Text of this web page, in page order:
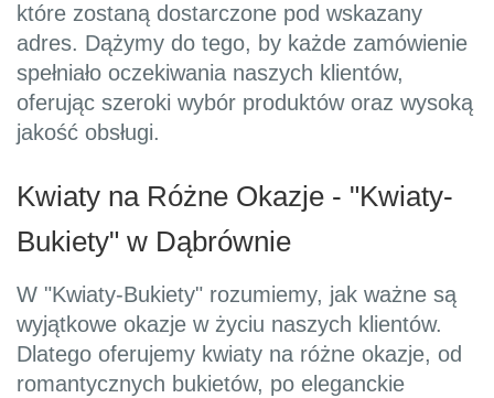
które zostaną dostarczone pod wskazany
adres. Dążymy do tego, by każde zamówienie
spełniało oczekiwania naszych klientów,
oferując szeroki wybór produktów oraz wysoką
jakość obsługi.
Kwiaty na Różne Okazje - "Kwiaty-
Bukiety" w Dąbrównie
W "Kwiaty-Bukiety" rozumiemy, jak ważne są
wyjątkowe okazje w życiu naszych klientów.
Dlatego oferujemy kwiaty na różne okazje, od
romantycznych bukietów, po eleganckie